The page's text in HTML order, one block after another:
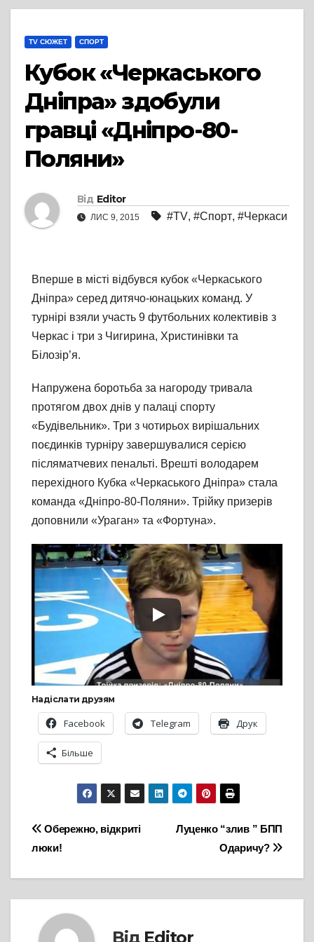
TV СЮЖЕТ СПОРТ
Кубок «Черкаського
Дніпра» здобули
гравці «Дніпро-80-
Поляни»
Від Editor
ЛИС 9, 2015 #TV, #Спорт, #Черкаси
Вперше в місті відбувся кубок «Черкаського
Дніпра» серед дитячо-юнацьких команд. У
турнірі взяли участь 9 футбольних колективів з
Черкас і три з Чигирина, Христинівки та
Білозір’я.
Напружена боротьба за нагороду тривала
протягом двох днів у палаці спорту
«Будівельник». Три з чотирьох вирішальних
поєдинків турніру завершувалися серією
післяматчевих пенальті. Врешті володарем
перехідного Кубка «Черкаського Дніпра» стала
команда «Дніпро-80-Поляни». Трійку призерів
доповнили «Ураган» та «Фортуна».
Надіслати друзям
Facebook Telegram Друк
Більше
Навігація
Луценко “злив ” БПП
Одаричу?
Обережно, відкриті
люки!
Від Editor